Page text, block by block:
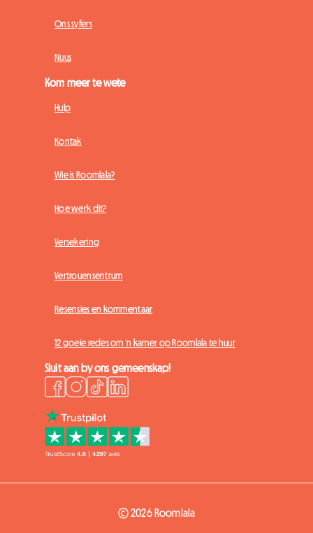
Ons syfers
Nuus
Kom meer te wete
Hulp
Kontak
Wie is Roomlala?
Hoe werk dit?
Versekering
Vertrouensentrum
Resensies en kommentaar
12 goeie redes om 'n kamer op Roomlala te huur
Sluit aan by ons gemeenskap!
© 2026 Roomlala